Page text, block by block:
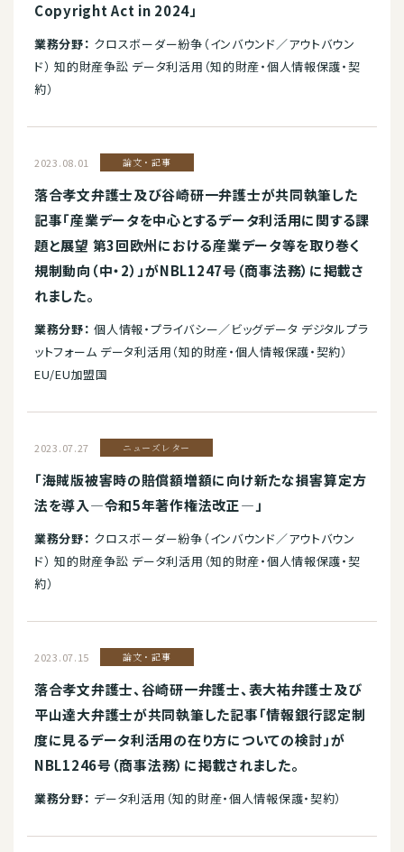
Copyright Act in 2024」
業務分野： クロスボーダー紛争（インバウンド／アウトバウン
ド） 知的財産争訟 データ利活用（知的財産・個人情報保護・契
約）
2023.08.01 論文・記事
落合孝文弁護士及び谷崎研一弁護士が共同執筆した
記事「産業データを中心とするデータ利活用に関する課
題と展望 第3回欧州における産業データ等を取り巻く
規制動向（中・2）」がNBL1247号（商事法務）に掲載さ
れました。
業務分野： 個人情報・プライバシー／ビッグデータ デジタルプラ
ットフォーム データ利活用（知的財産・個人情報保護・契約）
EU/EU加盟国
2023.07.27 ニューズレター
「海賊版被害時の賠償額増額に向け新たな損害算定方
法を導入―令和5年著作権法改正―」
業務分野： クロスボーダー紛争（インバウンド／アウトバウン
ド） 知的財産争訟 データ利活用（知的財産・個人情報保護・契
約）
2023.07.15 論文・記事
落合孝文弁護士、谷崎研一弁護士、表大祐弁護士及び
平山達大弁護士が共同執筆した記事「情報銀行認定制
度に見るデータ利活用の在り方についての検討」が
NBL1246号（商事法務）に掲載されました。
業務分野： データ利活用（知的財産・個人情報保護・契約）